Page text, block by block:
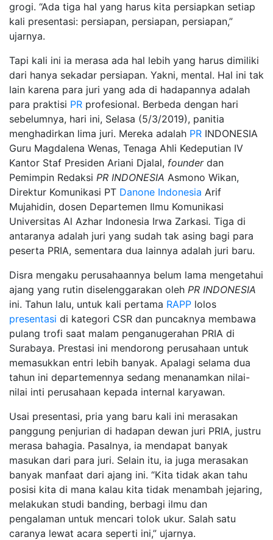
grogi. “Ada tiga hal yang harus kita persiapkan setiap
kali presentasi: persiapan, persiapan, persiapan,”
ujarnya.
Tapi kali ini ia merasa ada hal lebih yang harus dimiliki
dari hanya sekadar persiapan. Yakni, mental. Hal ini tak
lain karena para juri yang ada di hadapannya adalah
para praktisi PR profesional. Berbeda dengan hari
sebelumnya, hari ini, Selasa (5/3/2019), panitia
menghadirkan lima juri. Mereka adalah PR INDONESIA
Guru Magdalena Wenas, Tenaga Ahli Kedeputian IV
Kantor Staf Presiden Ariani Djalal, founderdan
Pemimpin Redaksi PR INDONESIA Asmono Wikan,
Direktur Komunikasi PT Danone Indonesia Arif
Mujahidin, dosen Departemen Ilmu Komunikasi
Universitas Al Azhar Indonesia Irwa Zarkasi. Tiga di
antaranya adalah juri yang sudah tak asing bagi para
peserta PRIA, sementara dua lainnya adalah juri baru.
Disra mengaku perusahaannya belum lama mengetahui
ajang yang rutin diselenggarakan oleh PR INDONESIA
ini. Tahun lalu, untuk kali pertama RAPP lolos
presentasi di kategori CSR dan puncaknya membawa
pulang trofi saat malam penganugerahan PRIA di
Surabaya. Prestasi ini mendorong perusahaan untuk
memasukkan entri lebih banyak. Apalagi selama dua
tahun ini departemennya sedang menanamkan nilai-
nilai inti perusahaan kepada internal karyawan.
Usai presentasi, pria yang baru kali ini merasakan
panggung penjurian di hadapan dewan juri PRIA, justru
merasa bahagia. Pasalnya, ia mendapat banyak
masukan dari para juri. Selain itu, ia juga merasakan
banyak manfaat dari ajang ini. “Kita tidak akan tahu
posisi kita di mana kalau kita tidak menambah jejaring,
melakukan studi banding, berbagi ilmu dan
pengalaman untuk mencari tolok ukur. Salah satu
caranya lewat acara seperti ini,” ujarnya.